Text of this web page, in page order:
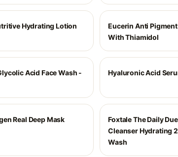
Hydrating Lotion
Eucerin Anti
With Thiamidol
Acid Face Wash -
Hyaluronic Acid
Real Deep Mask
Foxtale The Daily
Cleanser Hydrating 2
Wash